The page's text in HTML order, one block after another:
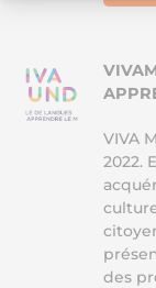
VIVA
2022.
des